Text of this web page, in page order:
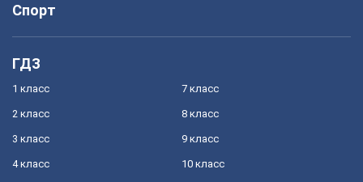
Спорт
ГДЗ
1 класс
2 класс
3 класс
4 класс
7 класс
8 класс
9 класс
10 класс